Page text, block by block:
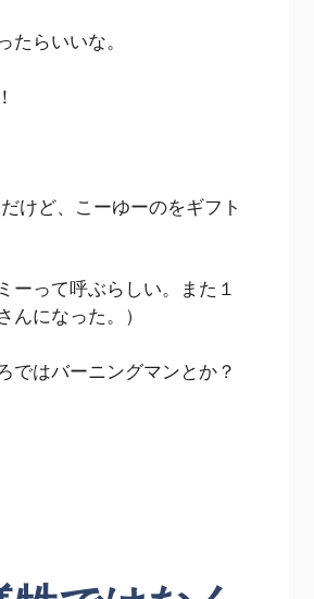
たらいいな。
けど、こーゆーのをギフト
ーって呼ぶらしい。また１
んになった。）
ではバーニングマンとか？